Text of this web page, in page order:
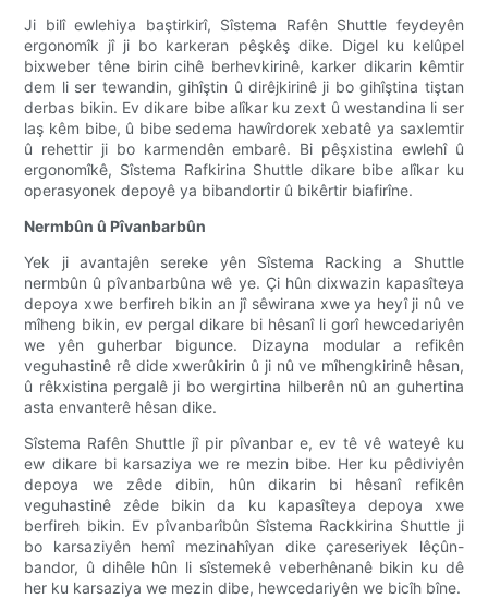
Ji bilî ewlehiya baştirkirî, Sîstema Rafên Shuttle feydeyên
ergonomîk jî ji bo karkeran pêşkêş dike. Digel ku kelûpel
bixweber têne birin cihê berhevkirinê, karker dikarin kêmtir
dem li ser tewandin, gihîştin û dirêjkirinê ji bo gihîştina tiştan
derbas bikin. Ev dikare bibe alîkar ku zext û westandina li ser
laş kêm bibe, û bibe sedema hawîrdorek xebatê ya saxlemtir
û rehettir ji bo karmendên embarê. Bi pêşxistina ewlehî û
ergonomîkê, Sîstema Rafkirina Shuttle dikare bibe alîkar ku
operasyonek depoyê ya bibandortir û bikêrtir biafirîne.
Nermbûn û Pîvanbarbûn
Yek ji avantajên sereke yên Sîstema Racking a Shuttle
nermbûn û pîvanbarbûna wê ye. Çi hûn dixwazin kapasîteya
depoya xwe berfireh bikin an jî sêwirana xwe ya heyî ji nû ve
mîheng bikin, ev pergal dikare bi hêsanî li gorî hewcedariyên
we yên guherbar bigunce. Dizayna modular a refikên
veguhastinê rê dide xwerûkirin û ji nû ve mîhengkirinê hêsan,
û rêkxistina pergalê ji bo wergirtina hilberên nû an guhertina
asta envanterê hêsan dike.
Sîstema Rafên Shuttle jî pir pîvanbar e, ev tê vê wateyê ku
ew dikare bi karsaziya we re mezin bibe. Her ku pêdiviyên
depoya we zêde dibin, hûn dikarin bi hêsanî refikên
veguhastinê zêde bikin da ku kapasîteya depoya xwe
berfireh bikin. Ev pîvanbarîbûn Sîstema Rackkirina Shuttle ji
bo karsaziyên hemî mezinahîyan dike çareseriyek lêçûn-
bandor, û dihêle hûn li sîstemekê veberhênanê bikin ku dê
her ku karsaziya we mezin dibe, hewcedariyên we bicîh bîne.